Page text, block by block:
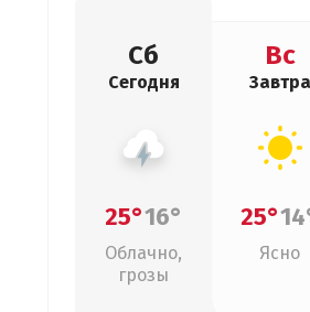
Сб
Сегодня
25°16°
Облачно,
грозы
Вс
Завтра
25°
Ясно